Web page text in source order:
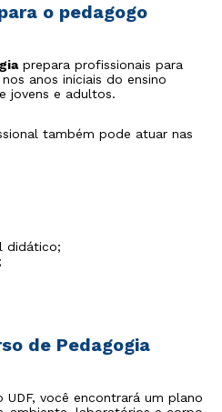
o pedagogo
prepara profissionais para
anos iniciais do ensino
jovens e adultos.
também pode atuar nas
didático;
de Pedagogia
você encontrará um plano